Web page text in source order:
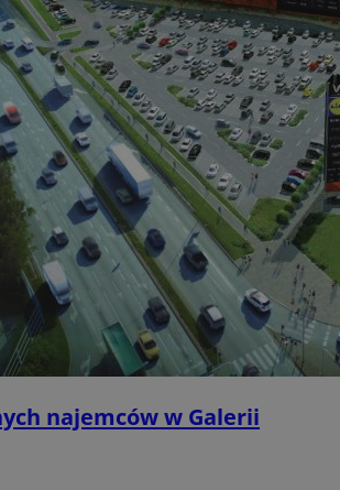
najemców w Galerii